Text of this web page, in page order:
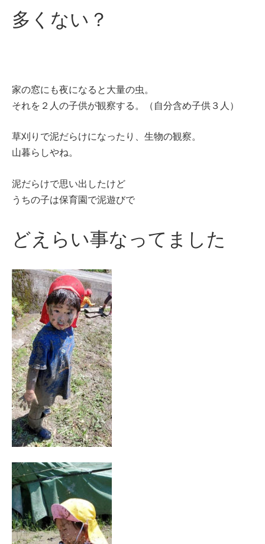
多くない？
家の窓にも夜になると大量の虫。
それを２人の子供が観察する。（自分含め子供３人）
草刈りで泥だらけになったり、生物の観察。
山暮らしやね。
泥だらけで思い出したけど
うちの子は保育園で泥遊びで
どえらい事なってました